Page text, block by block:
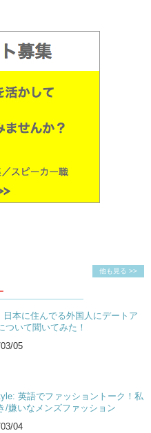
他も見る >>
日本に住んでる外国人にデートア
ついて聞いてみた！
05
英語でファッショントーク！私
/嫌いなメンズファッション
04